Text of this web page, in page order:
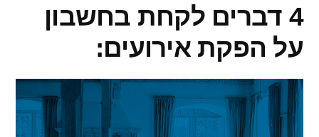
4 דברים לקחת בחשבון
על הפקת אירועים: